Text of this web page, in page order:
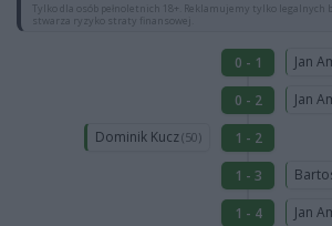
Tylko dla osób pełnoletnich 18+. Reklamujemy tylko legalnych
stwarza ryzyko straty finansowej.
0 - 1 Jan
0 - 2 Jan
Dominik Kucz(50)
1 - 2
1 - 3
1 - 4 Jan